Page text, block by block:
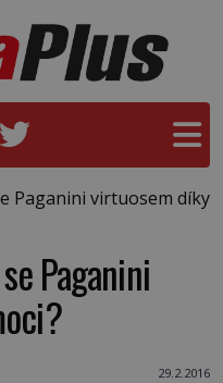
Paganini virtuosem díky
Paganini
29.2.2016